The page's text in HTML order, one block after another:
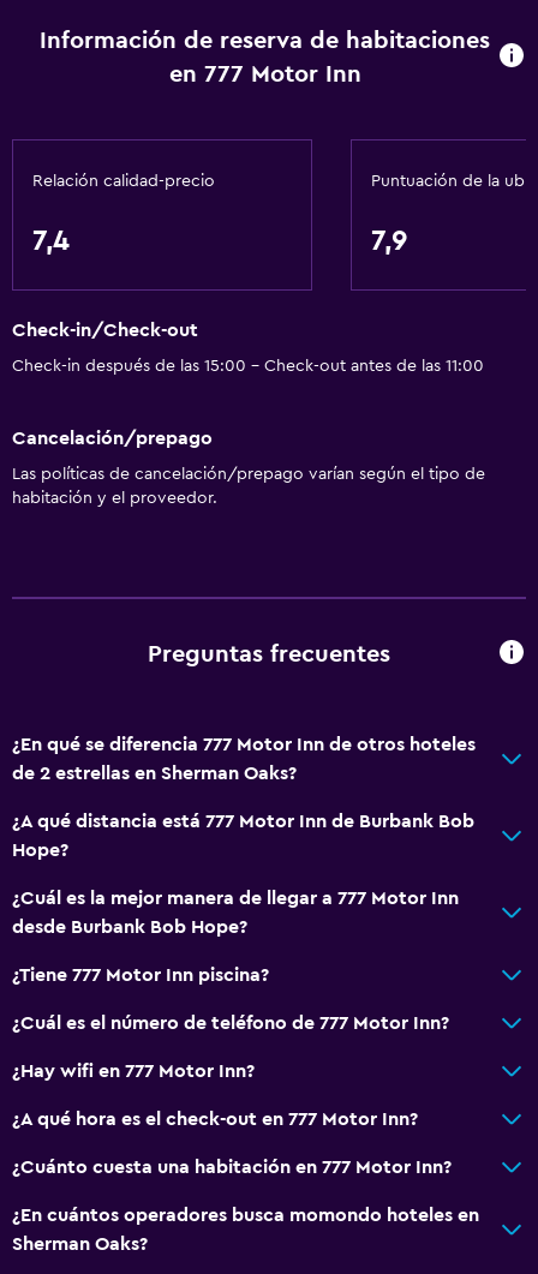
Información de reserva de habitaciones
en 777 Motor Inn
Relación calidad-precio
7,4
Puntuación de la
7,9
Check-in/Check-out
Check-in después de las 15:00 - Check-out antes de las 11:00
Cancelación/prepago
Las políticas de cancelación/prepago varían según el tipo de
habitación y el proveedor.
Preguntas frecuentes
¿En qué se diferencia 777 Motor Inn de otros hoteles
de 2 estrellas en Sherman Oaks?
¿A qué distancia está 777 Motor Inn de Burbank Bob
Hope?
¿Cuál es la mejor manera de llegar a 777 Motor Inn
desde Burbank Bob Hope?
¿Tiene 777 Motor Inn piscina?
¿Cuál es el número de teléfono de 777 Motor Inn?
¿Hay wifi en 777 Motor Inn?
¿A qué hora es el check-out en 777 Motor Inn?
¿Cuánto cuesta una habitación en 777 Motor Inn?
¿En cuántos operadores busca momondo hoteles en
Sherman Oaks?